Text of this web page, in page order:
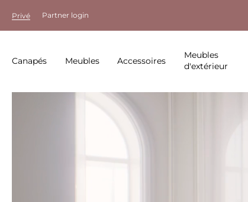
Privé Partner login
Canapés Meubles Accessoires
Meubles
d'extérieur